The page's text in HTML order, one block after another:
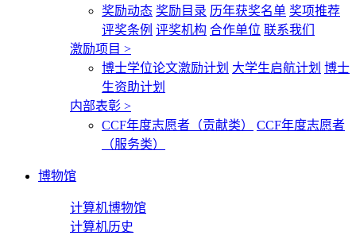
奖励动态 奖励目录 历年获奖名单 奖项推荐
评奖条例 评奖机构 合作单位 联系我们
激励项目 >
博士学位论文激励计划 大学生启航计划 博士
生资助计划
内部表彰 >
CCF年度志愿者（贡献类）
CCF年度志愿者
（服务类）
博物馆
计算机博物馆
计算机历史